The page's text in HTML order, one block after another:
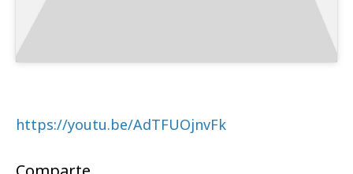
https://youtu.be/AdTFUOjnvFk